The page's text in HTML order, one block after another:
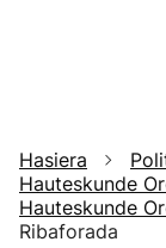
Hasiera
Hauteskunde
Hauteskunde
Ribaforada